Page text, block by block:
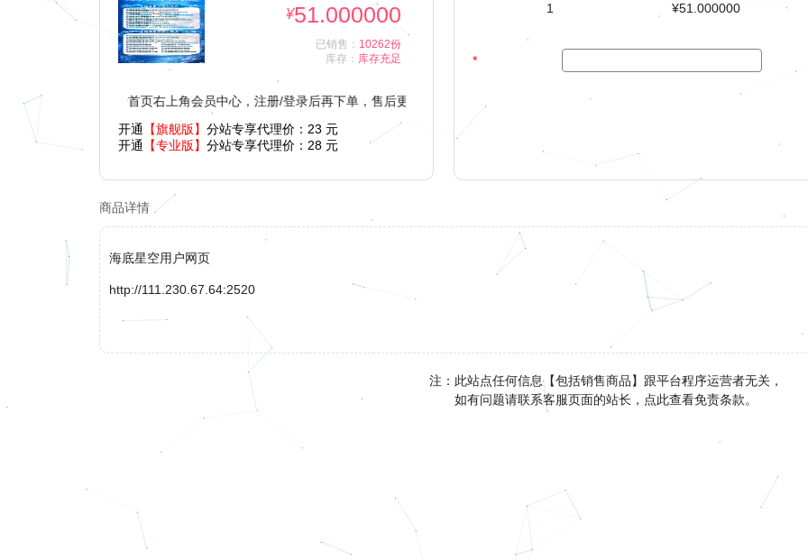
¥51.000000
已销售： 10262份
库存： 库存充足
您当前未登录，点击首页右上角会员中心，注册/登录后再下单，售后更加快捷方便哦~
开通
【旗舰版】 分站专享代理价： 23 元
开通
【专业版】 分站专享代理价： 28 元
1 ¥51.000000
*
商品详情
海底星空用户网页
http://111.230.67.64:2520
注：此站点任何信息【包括销售商品】跟平台程序运营者无关，
如有问题请联系客服页面的站长，点此查看免责条款。